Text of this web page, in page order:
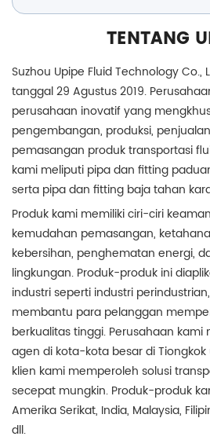
TENTANG
Suzhou Upipe Fluid Technology Co.,
tanggal 29 Agustus 2019.
perusahaan inovatif yang
pengembangan, produksi,
pemasangan produk transportasi
kami meliputi pipa dan fitting
serta pipa dan fitting baja tahan
Produk kami memiliki ciri-ciri
kemudahan pemasangan,
kebersihan, penghematan energi,
lingkungan. Produk-produk ini
industri seperti industri
membantu para pelanggan
berkualitas tinggi. Perusahaan kami
agen di kota-kota besar di
klien kami memperoleh solusi
secepat mungkin. Produk-produk
Amerika Serikat, India, Malaysia,
dll.